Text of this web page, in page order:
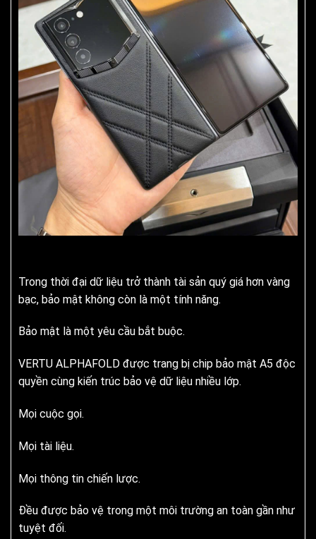
Trong thời đại dữ liệu trở thành tài sản quý giá hơn vàng
bạc, bảo mật không còn là một tính năng.
Bảo mật là một yêu cầu bắt buộc.
VERTU ALPHAFOLD được trang bị chip bảo mật A5 độc
quyền cùng kiến trúc bảo vệ dữ liệu nhiều lớp.
Mọi cuộc gọi.
Mọi tài liệu.
Mọi thông tin chiến lược.
Đều được bảo vệ trong một môi trường an toàn gần như
tuyệt đối.